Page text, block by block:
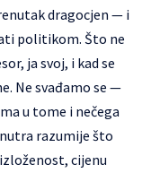
dragocjen — i
politikom. Što ne
ja svoj, i kad se
Ne svađamo se —
u tome i nečega
razumije što
cijenu